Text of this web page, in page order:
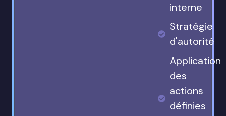
interne
Stratégie
d'autorité
Application
des
actions
définies